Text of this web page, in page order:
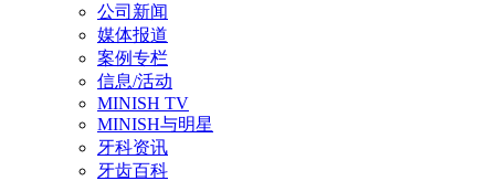
公司新闻
媒体报道
案例专栏
信息/活动
MINISH TV
MINISH与明星
牙科资讯
牙齿百科